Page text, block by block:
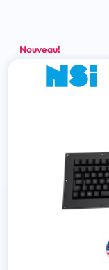
Nouveau!